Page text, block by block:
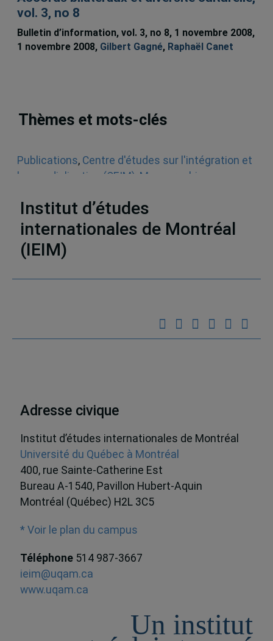
vol. 3, no 8
Bulletin d’information, vol. 3, no 8, 1 novembre 2008,
1 novembre 2008, Gilbert Gagné, Raphaël Canet
Thèmes et mots-clés
Publications, Centre d'études sur l'intégration et
la mondialisation (CEIM) Monographies
Institut d’études
internationales de Montréal
(IEIM)
Adresse civique
Institut d’études internationales de Montréal
Université du Québec à Montréal
400, rue Sainte-Catherine Est
Bureau A-1540, Pavillon Hubert-Aquin
Montréal (Québec) H2L 3C5
* Voir le plan du campus
Téléphone 514 987-3667
ieim@uqam.ca
www.uqam.ca
Un institut